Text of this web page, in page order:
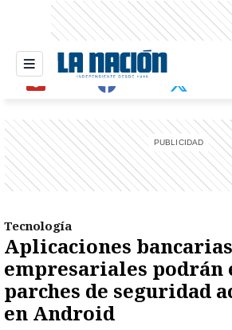
Tecnología
Aplicaciones
empresariales
parches de seguridad
en Android